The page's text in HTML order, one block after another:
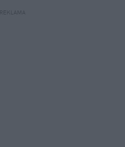
REKLAMA